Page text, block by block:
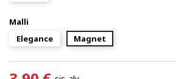
Malli
Elegance
Magnet